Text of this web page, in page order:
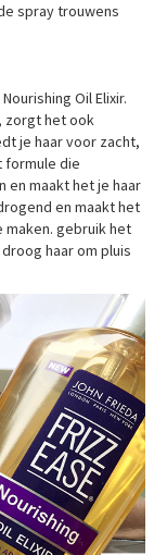
spray trouwens
Oil Elixir.
zorgt het ook
je haar voor zacht,
formule die
en maakt het je haar
en maakt het
maken. gebruik het
haar om pluis